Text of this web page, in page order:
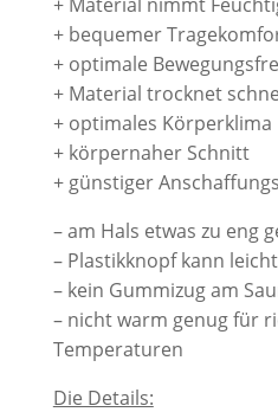
+ bequemer
+ optimale
+ Material trocknet
+ optimales Körperklima
+ körpernaher Schnitt
+ günstiger
– am Hals etwas zu eng
– Plastikknopf kann
– kein Gummizug am
– nicht warm genug für
Temperaturen
Die Details: